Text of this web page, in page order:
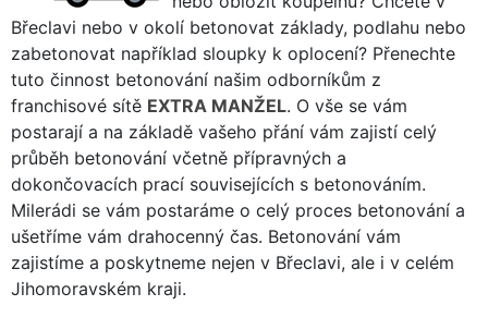
Břeclavi nebo v okolí betonovat základy, podlahu nebo
zabetonovat například sloupky k oplocení? Přenechte
tuto činnost betonování našim odborníkům z
franchisové sítě EXTRA MANŽEL. O vše se vám
postarají a na základě vašeho přání vám zajistí celý
průběh betonování včetně přípravných a
dokončovacích prací souvisejících s betonováním.
Milerádi se vám postaráme o celý proces betonování a
ušetříme vám drahocenný čas. Betonování vám
zajistíme a poskytneme nejen v Břeclavi, ale i v celém
Jihomoravském kraji.